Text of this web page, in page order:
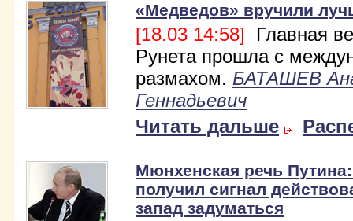
«Медведов» вручили
[18.03 14:58] Главная
Рунета прошла с
размахом. БАТАШЕВ
Геннадьевич
Читать дальше
Мюнхенская речь
получил сигнал
запад задуматься